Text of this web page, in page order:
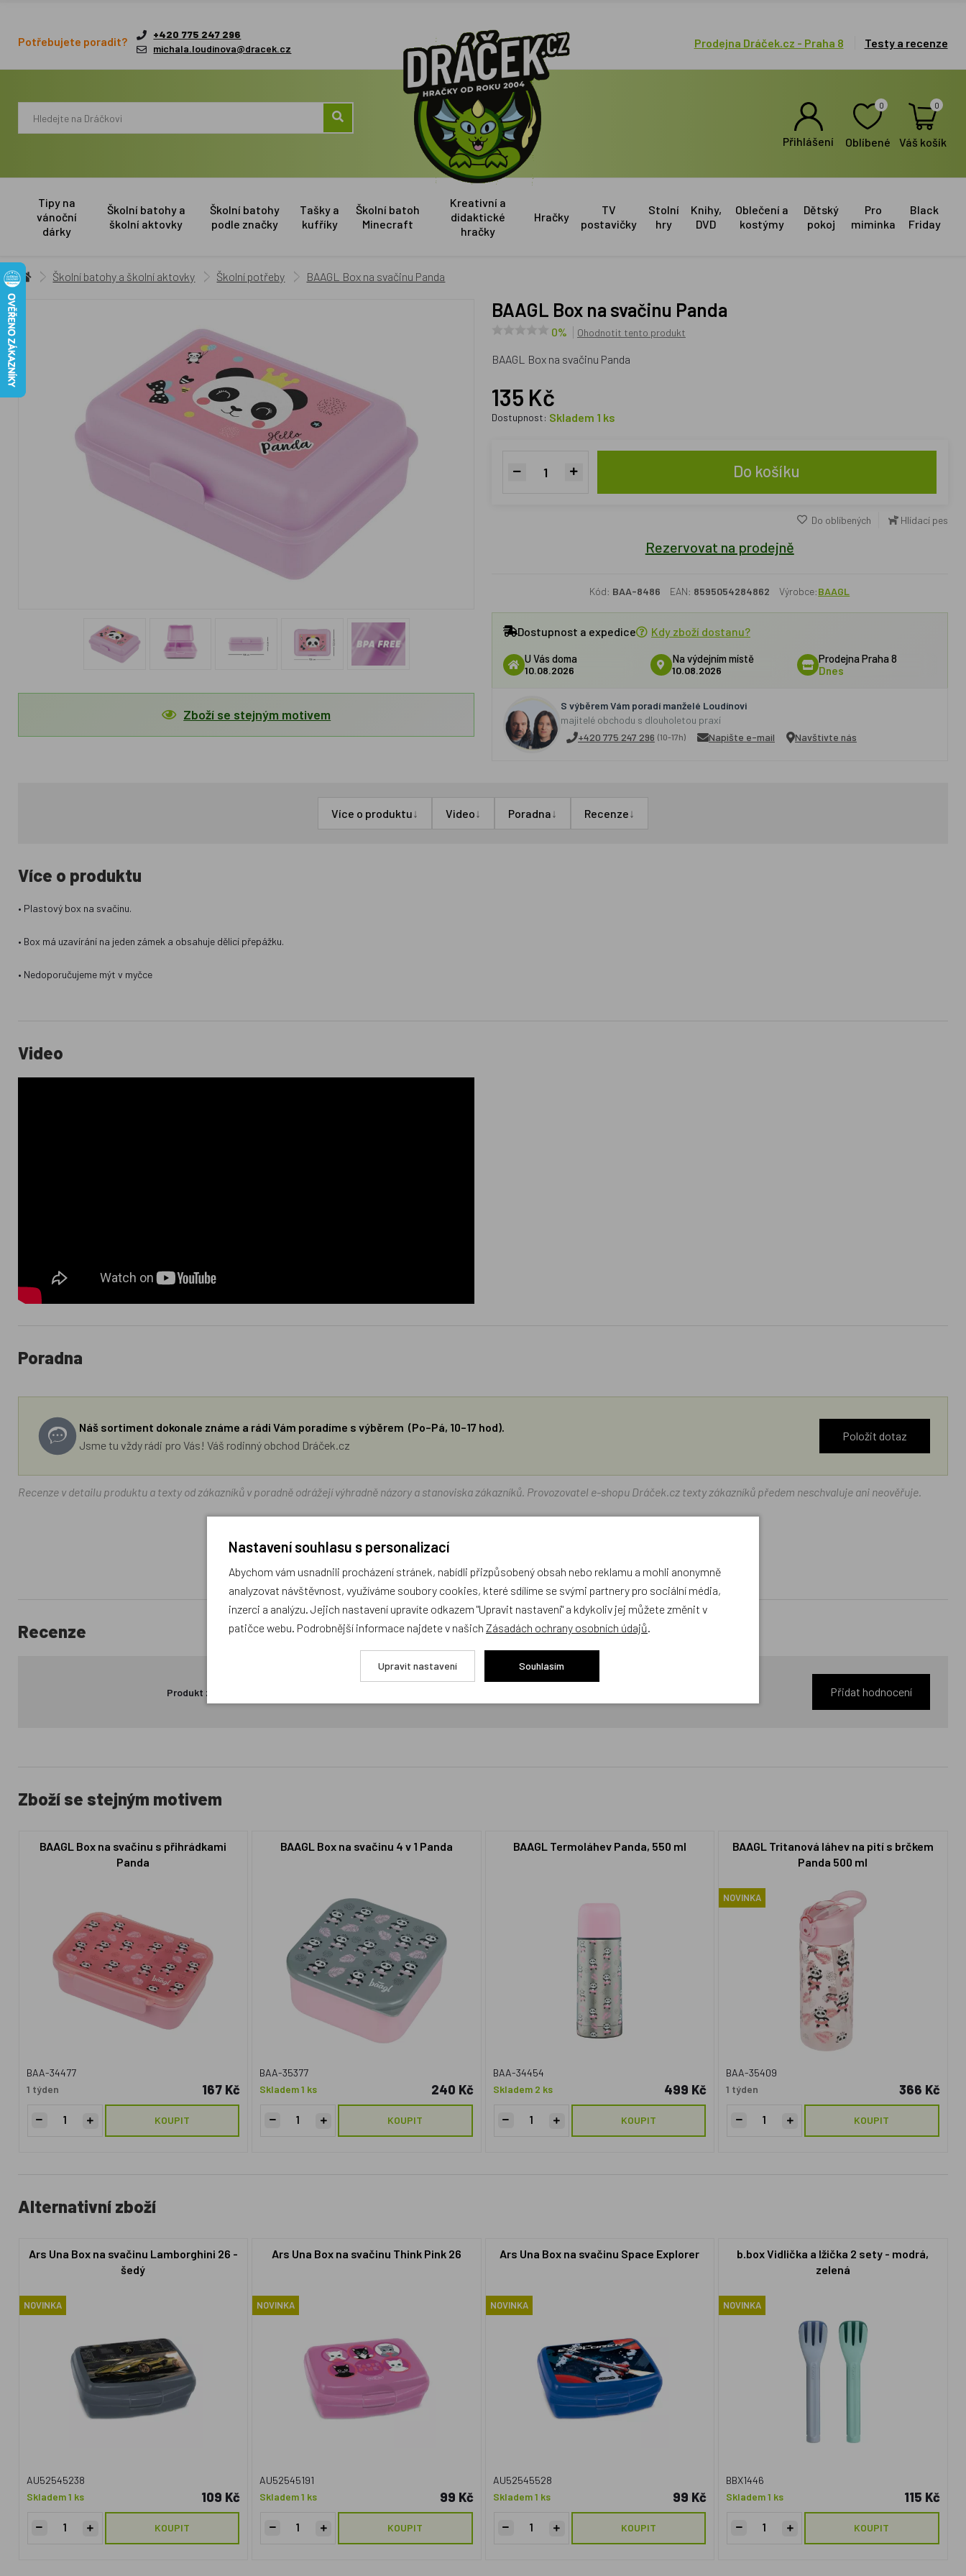
Potřebujete poradit?
+420 775 247 296
michala.loudinova@dracek.cz
Prodejna Dráček.cz - Praha 8 Testy a recenze
Přihlášení
0
Oblíbené
0
Váš košík
Tipy na
vánoční
dárky
Školní batohy a
školní aktovky
Školní batohy
podle značky
Tašky a
kufříky
Školní batoh
Minecraft
Kreativní a
didaktické
hračky
Hračky
TV
postavičky
Stolní
hry
Knihy,
DVD
Oblečení a
kostýmy
Dětský
pokoj
Pro
miminka
Black
Friday
Školní batohy a školní aktovky Školní potřeby BAAGL Box na svačinu Panda
Zboží se stejným motivem
BAAGL Box na svačinu Panda
0% Ohodnotit tento produkt
BAAGL Box na svačinu Panda
135 Kč
Dostupnost: Skladem 1 ks
Do košíku
Do oblíbených Hlídací pes
Rezervovat na prodejně
Kód: BAA-8486 EAN: 8595054284862 Výrobce:BAAGL
Dostupnost a expedice Kdy zboží dostanu?
U Vás doma
10.08.2026
Na výdejním místě
10.08.2026
Prodejna Praha 8
Dnes
S výběrem Vám poradí manželé Loudínovi
majitelé obchodu s dlouholetou praxí
+420 775 247 296 (10-17h) Napište e-mail Navštivte nás
Více o produktu↓ Video↓ Poradna↓ Recenze↓
Více o produktu
• Plastový box na svačinu.
• Box má uzavírání na jeden zámek a obsahuje dělicí přepážku.
• Nedoporučujeme mýt v myčce
Video
Poradna
Náš sortiment dokonale známe a rádi Vám poradíme s výběrem (Po–Pá, 10–17 hod).
Jsme tu vždy rádi pro Vás! Váš rodinný obchod Dráček.cz
Položit dotaz
Recenze v detailu produktu a texty od zákazníků v poradně odrážejí výhradně názory a stanoviska zákazníků. Provozovatel e-shopu Dráček.cz texty zákazníků předem neschvaluje ani neověřuje.
Zatím zde nejsou žádné dotazy. Buďte první, kdo se zeptá!
Recenze
Produkt zatím nemá žádné hodnocení, Přidat hodnocení
Zboží se stejným motivem
BAAGL Box na svačinu s přihrádkami
Panda
BAA-34477
1 týden
167 Kč
KOUPIT
BAAGL Box na svačinu 4 v 1 Panda
BAA-35377
Skladem 1 ks
240 Kč
KOUPIT
BAAGL Termoláhev Panda, 550 ml
BAA-34454
Skladem 2 ks
499 Kč
KOUPIT
BAAGL Tritanová láhev na pití s brčkem
Panda 500 ml
NOVINKA
BAA-35409
1 týden
366 Kč
KOUPIT
Alternativní zboží
Ars Una Box na svačinu Lamborghini 26 -
šedý
NOVINKA
AU52545238
Skladem 1 ks
109 Kč
KOUPIT
Ars Una Box na svačinu Think Pink 26
NOVINKA
AU52545191
Skladem 1 ks
99 Kč
KOUPIT
Ars Una Box na svačinu Space Explorer
NOVINKA
AU52545528
Skladem 1 ks
99 Kč
KOUPIT
b.box Vidlička a lžička 2 sety - modrá,
zelená
NOVINKA
BBX1446
Skladem 1 ks
115 Kč
KOUPIT
Nastavení souhlasu s personalizací
Abychom vám usnadnili procházení stránek, nabídli přizpůsobený obsah nebo reklamu a mohli anonymně
analyzovat návštěvnost, využíváme soubory cookies, které sdílíme se svými partnery pro sociální média,
inzerci a analýzu. Jejich nastavení upravíte odkazem "Upravit nastavení" a kdykoliv jej můžete změnit v
patičce webu. Podrobnější informace najdete v našich Zásadách ochrany osobních údajů.
Upravit nastavení Souhlasím